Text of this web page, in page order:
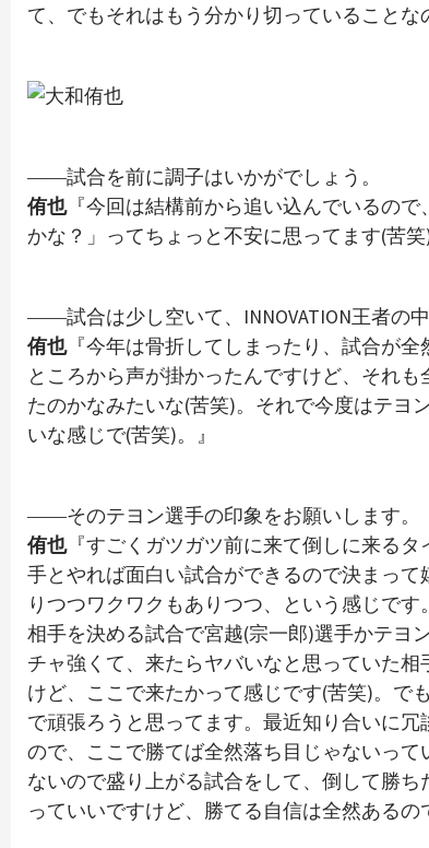
て、でもそれはもう分かり切っていること
――試合を前に調子はいかがでしょう。
侑也『今回は結構前から追い込んでいるの
かな？」ってちょっと不安に思ってます(苦笑)
――試合は少し空いて、INNOVATION王者の
侑也『今年は骨折してしまったり、試合が
ところから声が掛かったんですけど、それ
たのかなみたいな(苦笑)。それで今度はテヨ
いな感じで(苦笑)。』
――そのテヨン選手の印象をお願いします。
侑也『すごくガツガツ前に来て倒しに来る
手とやれば面白い試合ができるので決まっ
りつつワクワクもありつつ、という感じで
相手を決める試合で宮越(宗一郎)選手かテヨ
チャ強くて、来たらヤバいなと思っていた
けど、ここで来たかって感じです(苦笑)。で
で頑張ろうと思ってます。最近知り合いに
ので、ここで勝てば全然落ち目じゃないっ
ないので盛り上がる試合をして、倒して勝
っていいですけど、勝てる自信は全然あるの